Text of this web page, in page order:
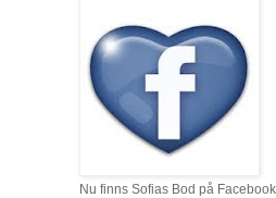
Nu finns Sofias Bod på